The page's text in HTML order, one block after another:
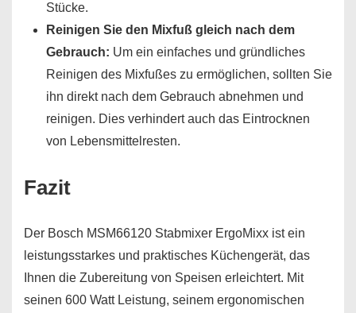
Stücke.
Reinigen Sie den Mixfuß gleich nach dem
Gebrauch: Um ein einfaches und gründliches
Reinigen des Mixfußes zu ermöglichen, sollten Sie
ihn direkt nach dem Gebrauch abnehmen und
reinigen. Dies verhindert auch das Eintrocknen
von Lebensmittelresten.
Fazit
Der Bosch MSM66120 Stabmixer ErgoMixx ist ein
leistungsstarkes und praktisches Küchengerät, das
Ihnen die Zubereitung von Speisen erleichtert. Mit
seinen 600 Watt Leistung, seinem ergonomischen